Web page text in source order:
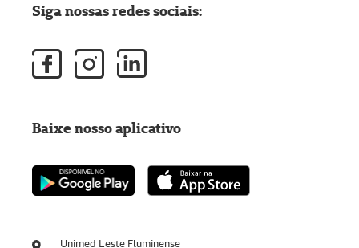
Unimed Leste Fluminense
Siga nossas redes sociais:
Baixe nosso aplicativo